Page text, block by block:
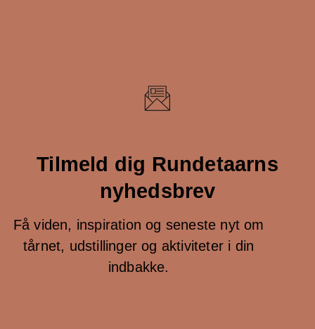
Tilmeld dig Rundetaarns
nyhedsbrev
Få viden, inspiration og seneste nyt om
tårnet, udstillinger og aktiviteter i din
indbakke.